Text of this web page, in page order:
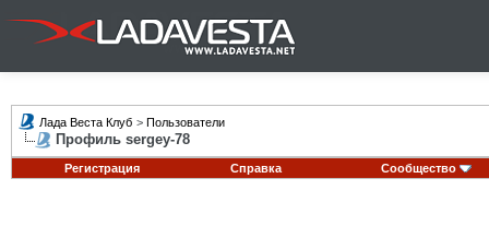
Лада Веста Клуб > Пользователи
Профиль sergey-78
Регистрация Справка Сообщество